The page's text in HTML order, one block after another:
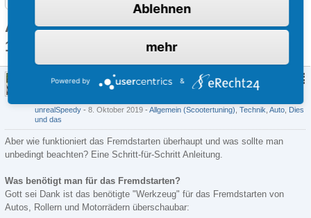
Artikel mit dem Tag „8. Oktober 2019
13:53“
Roller, Motorrad oder Auto fremdstarten -
unrealSpeedy 8. Oktober 2019 -Allgemein (Scootertuning) Technik Auto Dies
und das
Aber wie funktioniert das Fremdstarten überhaupt und was sollte man
unbedingt beachten? Eine Schritt-für-Schritt Anleitung.
Was benötigt man für das Fremdstarten?
Gott sei Dank ist das benötigte "Werkzeug" für das Fremdstarten von
Autos, Rollern und Motorrädern überschaubar:
Ablehnen
mehr
Powered by &